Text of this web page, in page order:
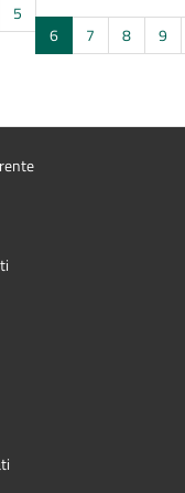
5
6
7 8 9